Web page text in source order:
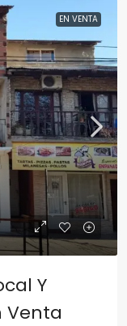
EN VENTA
Y
Venta